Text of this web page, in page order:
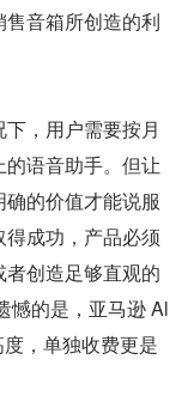
音箱所创造的利
，用户需要按月
语音助手。但让
的价值才能说服
成功，产品必须
创造足够直观的
憾的是，亚马逊 Al
，单独收费更是